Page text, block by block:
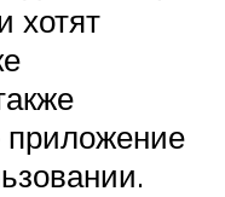
хотят
приложение